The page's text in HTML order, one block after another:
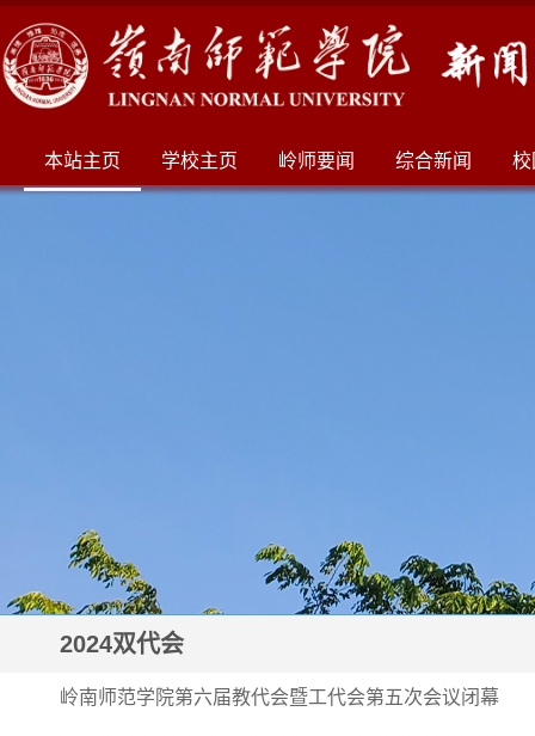
本站主页 学校主页 岭师要闻 综合新闻 校
2024双代会
岭南师范学院第六届教代会暨工代会第五次会议闭幕